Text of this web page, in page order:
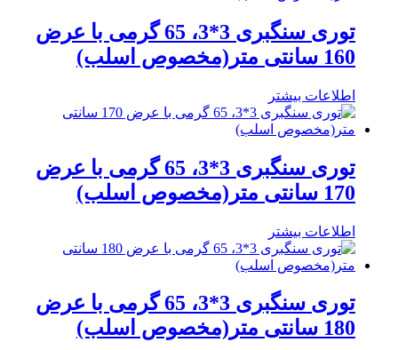
توری سنگبری 3*3، 65 گرمی با عرض
160 سانتی متر(مخصوص اسلب)
اطلاعات بیشتر
توری سنگبری 3*3، 65 گرمی با عرض
170 سانتی متر(مخصوص اسلب)
اطلاعات بیشتر
توری سنگبری 3*3، 65 گرمی با عرض
180 سانتی متر(مخصوص اسلب)